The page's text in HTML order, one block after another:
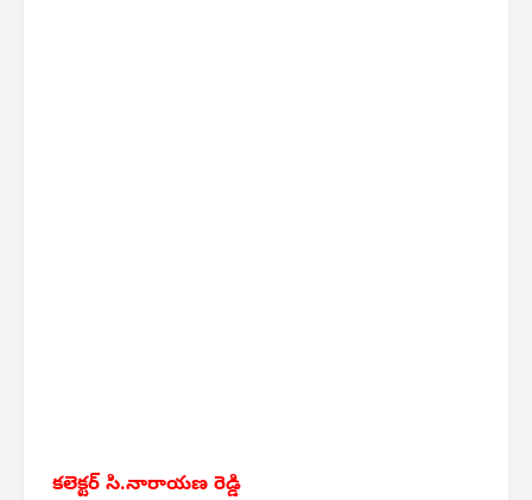
కలెక్టర్ సి.నారాయణ రెడ్డి